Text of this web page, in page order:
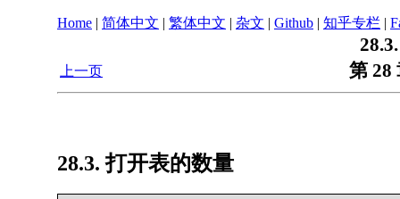
Home | 简体中文 | 繁体中文 | 杂文 | Github | 知乎专栏 |
上一页 第 28
28.3. 打开表的数量